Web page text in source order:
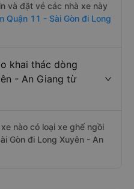
và đặt vé các nhà xe này
Quận 11 - Sài Gòn đi Long
khai thác dòng
- An Giang từ
nào có loại xe ghế ngồi
Gòn đi Long Xuyên - An